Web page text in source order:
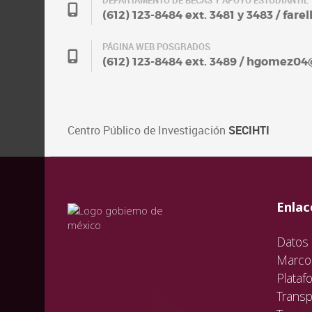
(612) 123-8484 ext. 3481 y 3483 /
PÁGINA WEB POSGRADOS
(612) 123-8484 ext. 3489 /
Centro Público de Investigación SECIHTI
Datos